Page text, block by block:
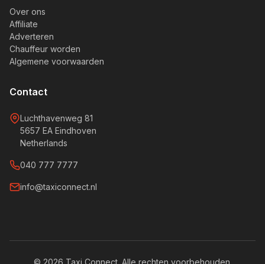
Over ons
Affiliate
Adverteren
Chauffeur worden
Algemene voorwaarden
Contact
Luchthavenweg 81
5657 EA Eindhoven
Netherlands
040 777 7777
info@taxiconnect.nl
© 2026 Taxi Connect. Alle rechten voorbehouden.